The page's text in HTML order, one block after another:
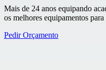
Mais de 24 anos equipando
os melhores equipamentos para
Pedir Orçamento